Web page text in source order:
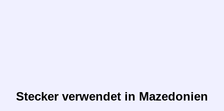
Stecker verwendet in Mazedonien